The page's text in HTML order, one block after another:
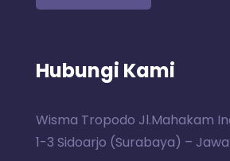
Hubungi Kami
Wisma Tropodo Jl.Mahakam
1-3 Sidoarjo (Surabaya) –